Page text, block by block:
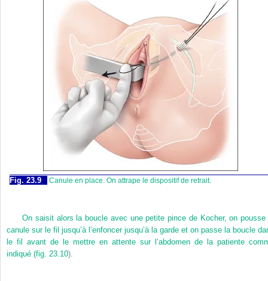
Fig. 23.9 Canule en place. On attrape le dispositif de retrait.
On saisit alors la boucle avec une petite pince de Kocher, on pousse
canule sur le fil jusqu’à l’enfoncer jusqu’à la garde et on passe la boucle
le fil avant de le mettre en attente sur l’abdomen de la patiente
indiqué (fig. 23.10).